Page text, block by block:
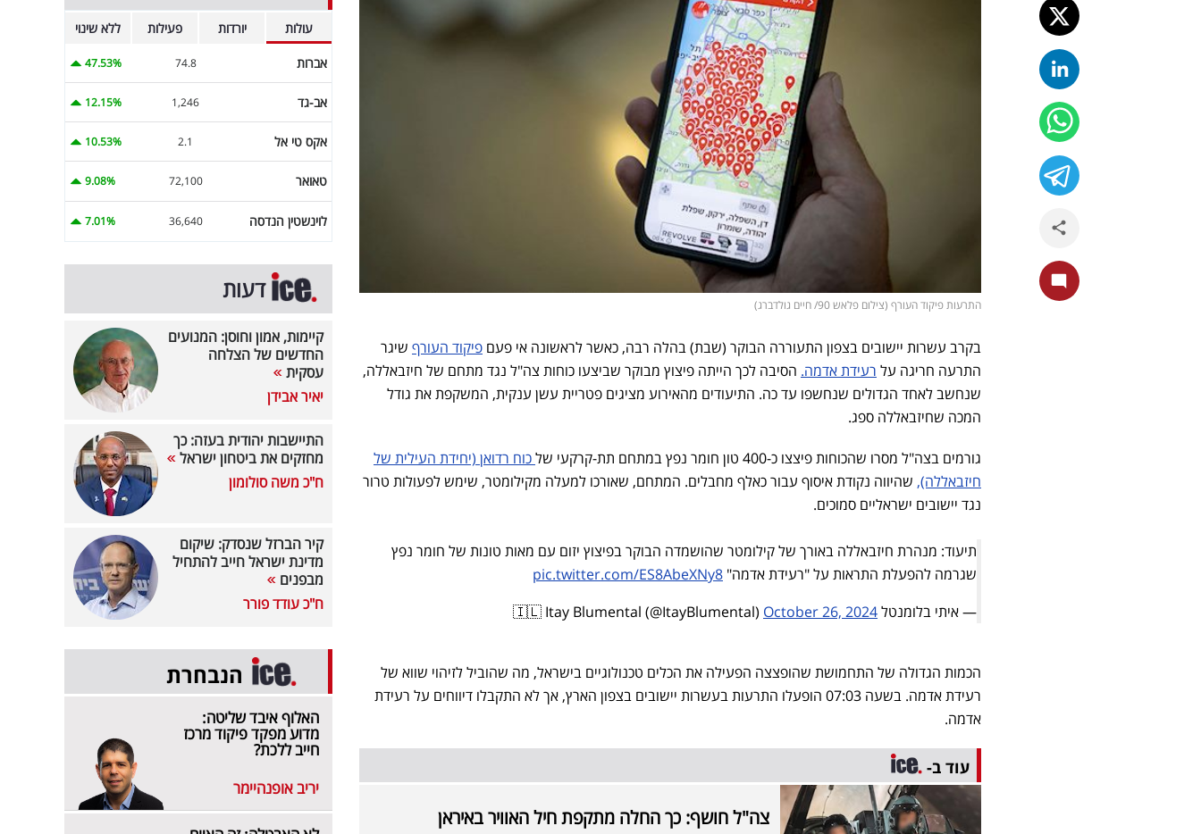
התרעות פיקוד העורף (צילום פלאש 90/ חיים גולדברג)
בקרב עשרות יישובים בצפון התעוררה הבוקר (שבת) בהלה רבה, כאשר לראשונה אי פעם פיקוד העורף שיגר
התרעה חריגה על רעידת אדמה. הסיבה לכך הייתה פיצוץ מבוקר שביצעו כוחות צה"ל נגד מתחם של חיזבאללה,
שנחשב לאחד הגדולים שנחשפו עד כה. התיעודים מהאירוע מציגים פטריית עשן ענקית, המשקפת את גודל
המכה שחיזבאללה ספג.
גורמים בצה"ל מסרו שהכוחות פיצצו כ-400 טון חומר נפץ במתחם תת-קרקעי של
כוח רדואן (יחידת העילית של
חיזבאללה), שהיווה נקודת איסוף עבור כאלף מחבלים. המתחם, שאורכו למעלה מקילומטר, שימש לפעולות טרור
נגד יישובים ישראליים סמוכים.
תיעוד: מנהרת חיזבאללה באורך של קילומטר שהושמדה הבוקר בפיצוץ יזום עם מאות טונות של חומר נפץ
שגרמה להפעלת התראות על "רעידת אדמה" pic.twitter.com/ES8AbeXNy8
— איתי בלומנטל 🇮🇱 Itay Blumental (@ItayBlumental)October 26, 2024
הכמות הגדולה של התחמושת שהופצצה הפעילה את הכלים טכנולוגיים בישראל, מה שהוביל לזיהוי שווא של
רעידת אדמה. בשעה 07:03 הופעלו התרעות בעשרות יישובים בצפון הארץ, אך לא התקבלו דיווחים על רעידת
אדמה.
עוד ב-
צה"ל חושף: כך החלה מתקפת חיל האוויר באיראן
עולות יורדות פעילות ללא שינוי
אברות 74.8
47.53%
אב-גד 1,246
12.15%
אקס טי אל 2.1
10.53%
טאואר 72,100
9.08%
לוינשטין הנדסה 36,640
7.01%
דעות
קיימות, אמון וחוסן: המנועים
החדשים של הצלחה
עסקית
יאיר אבידן
התיישבות יהודית בעזה: כך
מחזקים את ביטחון ישראל
ח"כ משה סולומון
קיר הברזל שנסדק: שיקום
מדינת ישראל חייב להתחיל
מבפנים
ח"כ עודד פורר
הנבחרת
האלוף איבד שליטה:
מדוע מפקד פיקוד מרכז
חייב ללכת?
יריב אופנהיימר